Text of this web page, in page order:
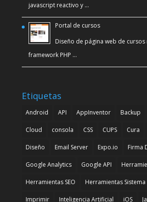
javascript reactivo y …
Portal de cursos
Diseño de página web de
framework PHP …
Etiquetas
Android API AppInventor Backup
Cloud consola CSS CUPS Cura
Diseño Email Server Expo.io Firma
Google Analytics Google API
Herramientas SEO Herramientas Sistema
Imprimir Inteligencia Artificial iOS